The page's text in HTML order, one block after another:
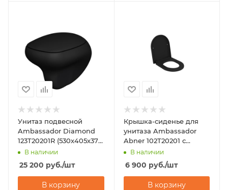
Унитаз подвесной
Ambassador Diamond
123T20201R (530х405х375)
черный
В наличии
25 200 руб./шт
В корзину
Крышка-сиденье для
унитаза Ambassador
Abner 102T20201 с
микролифтом
В наличии
6 900 руб./шт
В корзину